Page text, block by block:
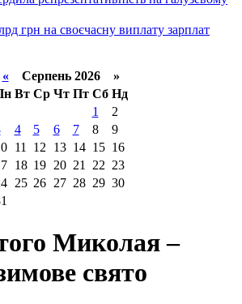
грн на своєчасну виплату зарплат
«Серпень 2026 »
Вт Ср Чт Пт Сб Нд
1
2
4 5 6 7 8
9
11 12 13 14 15 16
18 19 20 21 22 23
25 26 27 28 29 30
Миколая –
свято